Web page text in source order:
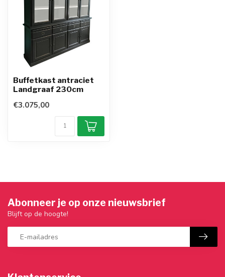
Buffetkast antraciet
Landgraaf 230cm
€3.075,00
Abonneer je op onze nieuwsbrief
Blijft op de hoogte!